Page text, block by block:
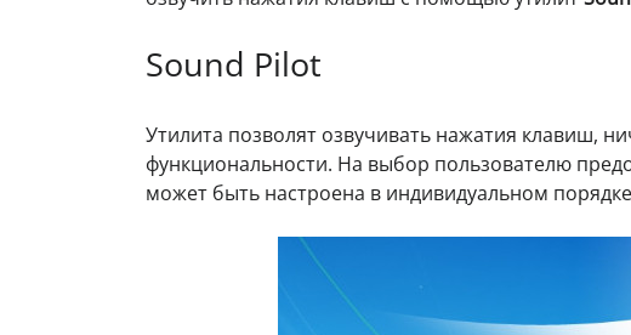
Sound Pilot
Утилита позволят озвучивать нажатия клавиш,
функциональности. На выбор пользователю
может быть настроена в индивидуальном